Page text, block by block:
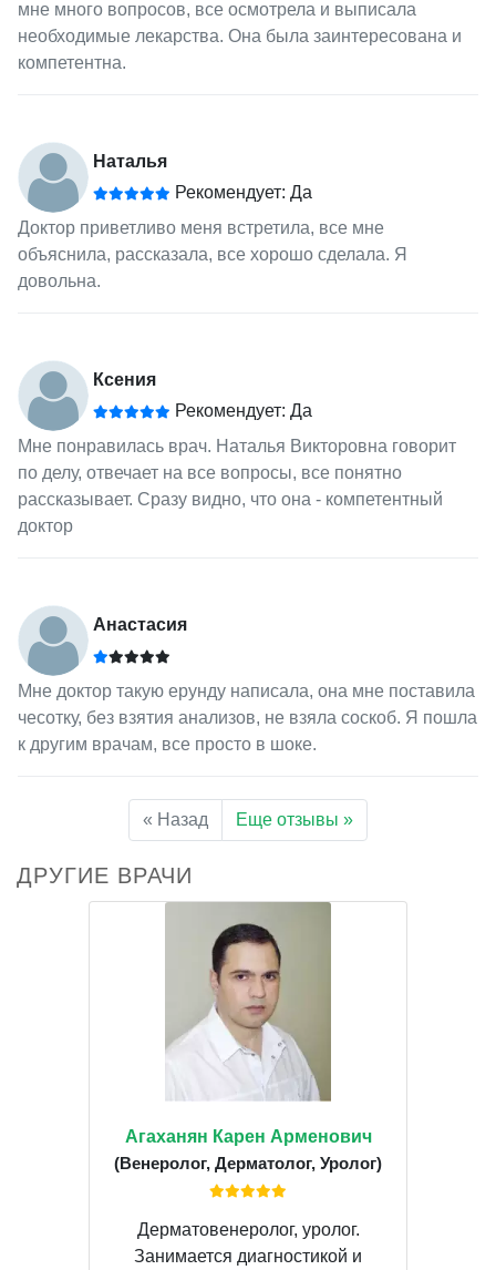
мне много вопросов, все осмотрела и выписала
необходимые лекарства. Она была заинтересована и
компетентна.
Наталья
Рекомендует: Да
Доктор приветливо меня встретила, все мне
объяснила, рассказала, все хорошо сделала. Я
довольна.
Ксения
Рекомендует: Да
Мне понравилась врач. Наталья Викторовна говорит
по делу, отвечает на все вопросы, все понятно
рассказывает. Сразу видно, что она - компетентный
доктор
Анастасия
Мне доктор такую ерунду написала, она мне поставила
чесотку, без взятия анализов, не взяла соскоб. Я пошла
к другим врачам, все просто в шоке.
« Назад Еще отзывы »
ДРУГИЕ ВРАЧИ
Агаханян Карен Арменович
(Венеролог, Дерматолог, Уролог)
Дерматовенеролог, уролог.
Занимается диагностикой и